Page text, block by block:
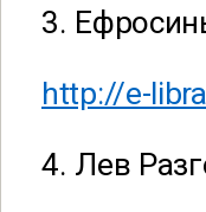
3.
http://e-
4. Лев